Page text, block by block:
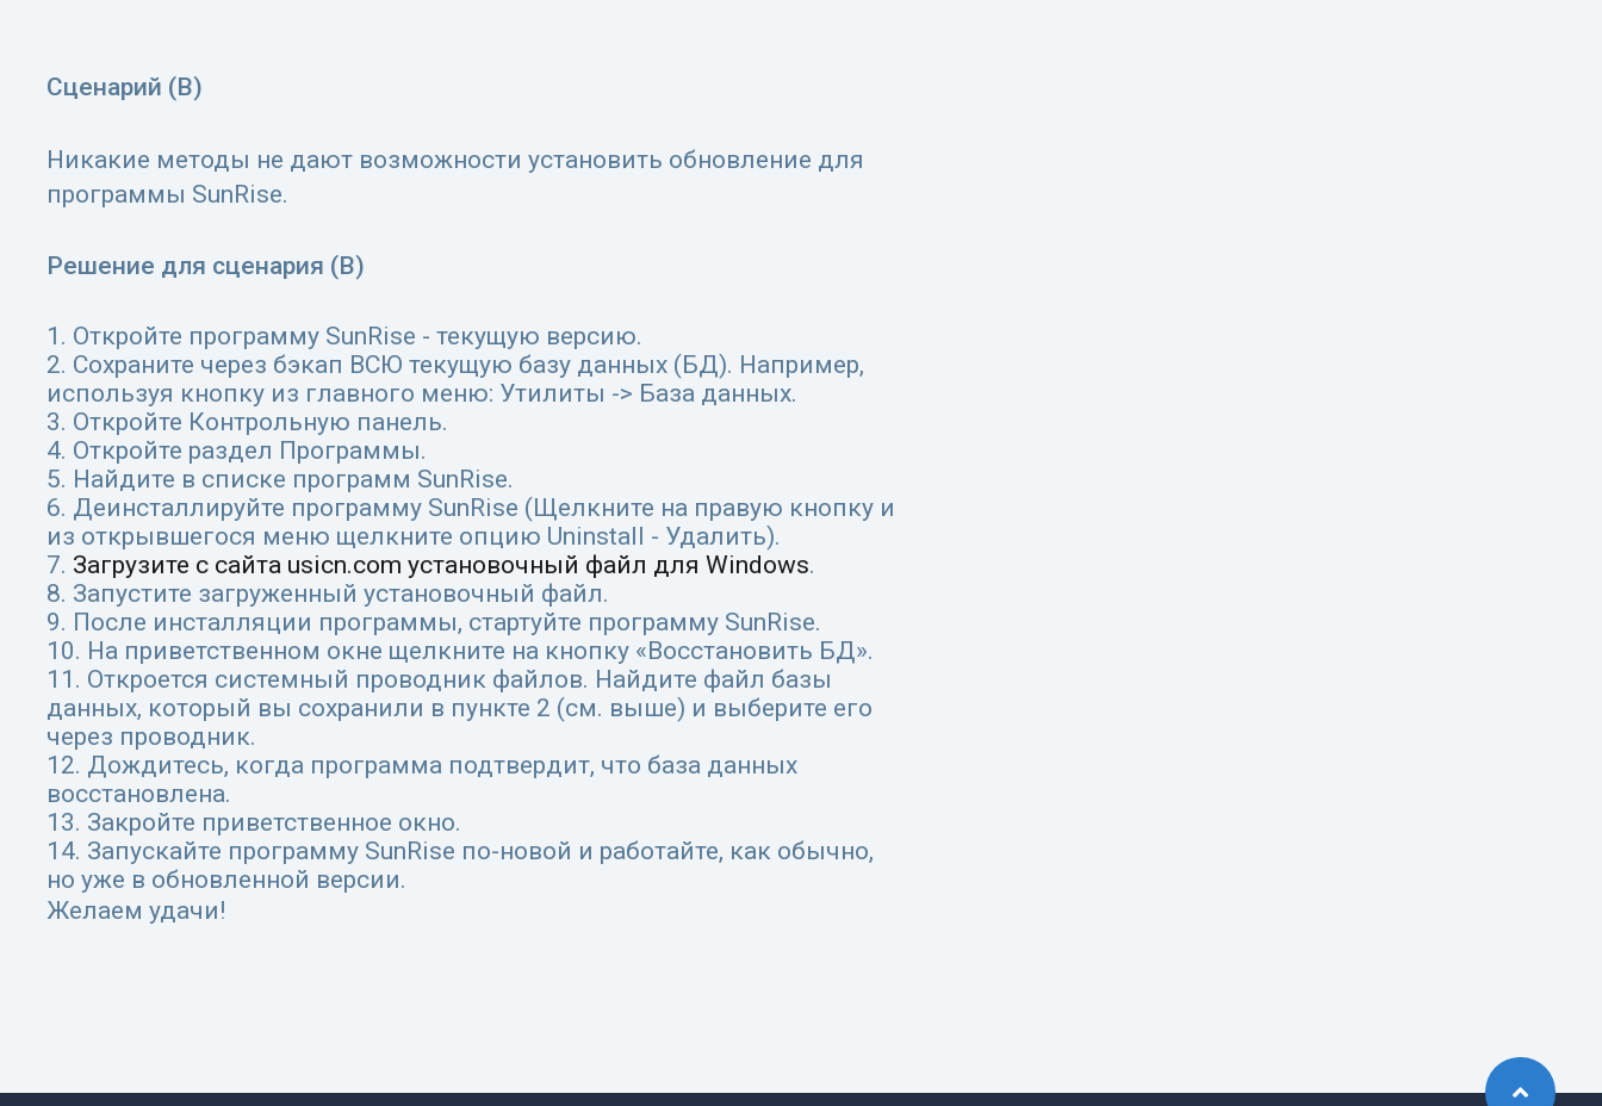
Сценарий (B)
Никакие методы не дают возможности установить обновление для
программы SunRise.
Решение для сценария (B)
1. Откройте программу SunRise - текущую версию.
2. Сохраните через бэкап ВСЮ текущую базу данных (БД). Например,
используя кнопку из главного меню: Утилиты -> База данных.
3. Откройте Контрольную панель.
4. Откройте раздел Программы.
5. Найдите в списке программ SunRise.
6. Деинсталлируйте программу SunRise (Щелкните на правую кнопку и
из открывшегося меню щелкните опцию Uninstall - Удалить).
7. Загрузите с сайта usicn.com установочный файл для Windows.
8. Запустите загруженный установочный файл.
9. После инсталляции программы, стартуйте программу SunRise.
10. На приветственном окне щелкните на кнопку «Восстановить БД».
11. Откроется системный проводник файлов. Найдите файл базы
данных, который вы сохранили в пункте 2 (см. выше) и выберите его
через проводник.
12. Дождитесь, когда программа подтвердит, что база данных
восстановлена.
13. Закройте приветственное окно.
14. Запускайте программу SunRise по-новой и работайте, как обычно,
но уже в обновленной версии.
Желаем удачи!